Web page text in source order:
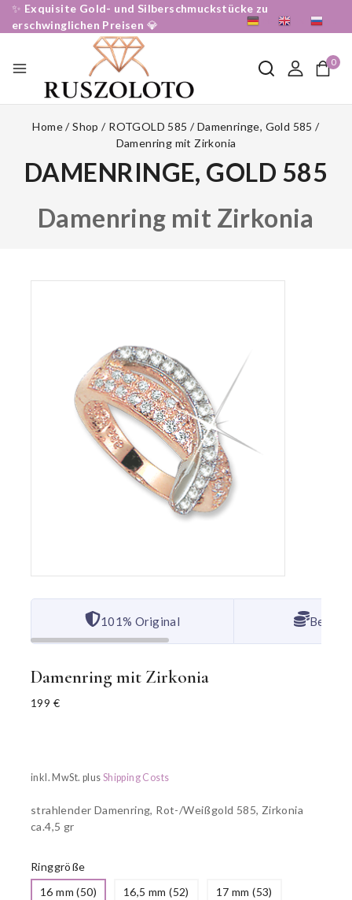
✨ Exquisite Gold- und Silberschmuckstücke zu
erschwinglichen Preisen 💎
0
Home / Shop / ROTGOLD 585 / Damenringe, Gold 585 /
Damenring mit Zirkonia
DAMENRINGE, GOLD 585
Damenring mit Zirkonia
101% Original Bester
Damenring mit Zirkonia
199 €
inkl. MwSt. plus Shipping Costs
strahlender Damenring, Rot-/Weißgold 585, Zirkonia
ca.4,5 gr
Ringgröße
16 mm (50)
16,5 mm (52) 17 mm (53)